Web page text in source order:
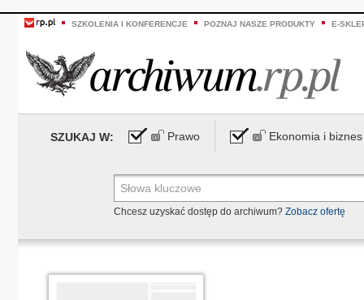
SZKOLENIA I KONFERENCJE POZNAJ NASZE PRODUKTY E-
SZUKAJ W: Prawo Ekonomia i biznes
Chcesz uzyskać dostęp do archiwum? Zobacz ofertę